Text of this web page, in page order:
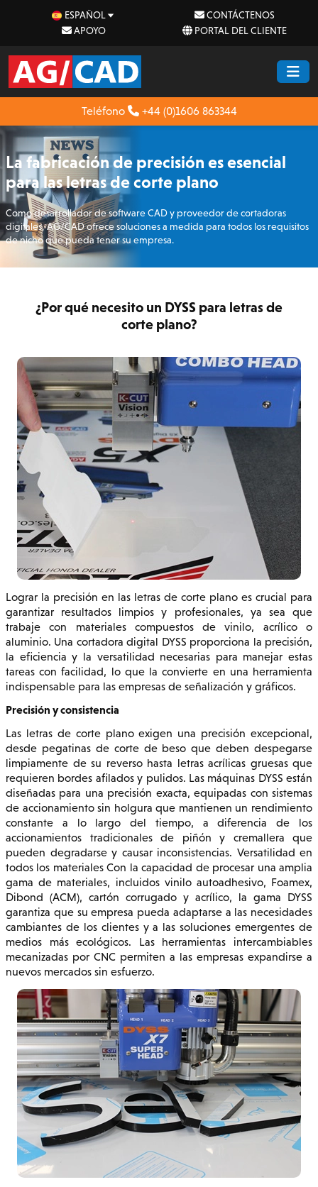
ESPAÑOL
CONTÁCTENOS
APOYO
PORTAL DEL CLIENTE
Teléfono +44 (0)1606 863344
La fabricación de precisión es esencial
para las letras de corte plano
Como desarrollador de software CAD y proveedor de cortadoras
digitales, AG/CAD ofrece soluciones a medida para todos los requisitos
de nicho que pueda tener su empresa.
¿Por qué necesito un DYSS para letras de
corte plano?
Lograr la precisión en las letras de corte plano es crucial para
garantizar resultados limpios y profesionales, ya sea que
trabaje con materiales compuestos de vinilo, acrílico o
aluminio. Una cortadora digital DYSS proporciona la precisión,
la eficiencia y la versatilidad necesarias para manejar estas
tareas con facilidad, lo que la convierte en una herramienta
indispensable para las empresas de señalización y gráficos.
Precisión y consistencia
Las letras de corte plano exigen una precisión excepcional,
desde pegatinas de corte de beso que deben despegarse
limpiamente de su reverso hasta letras acrílicas gruesas que
requieren bordes afilados y pulidos. Las máquinas DYSS están
diseñadas para una precisión exacta, equipadas con sistemas
de accionamiento sin holgura que mantienen un rendimiento
constante a lo largo del tiempo, a diferencia de los
accionamientos tradicionales de piñón y cremallera que
pueden degradarse y causar inconsistencias. Versatilidad en
todos los materiales Con la capacidad de procesar una amplia
gama de materiales, incluidos vinilo autoadhesivo, Foamex,
Dibond (ACM), cartón corrugado y acrílico, la gama DYSS
garantiza que su empresa pueda adaptarse a las necesidades
cambiantes de los clientes y a las soluciones emergentes de
medios más ecológicos. Las herramientas intercambiables
mecanizadas por CNC permiten a las empresas expandirse a
nuevos mercados sin esfuerzo.